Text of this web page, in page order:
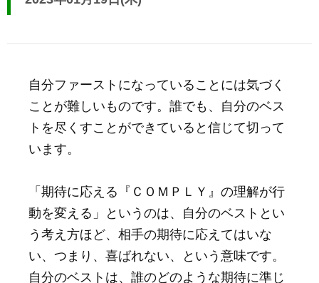
自分ファーストになっていることには気づく
ことが難しいものです。誰でも、自分のベス
トを尽くすことができていると信じて切って
います。
「期待に応える『ＣＯＭＰＬＹ』の理解が行
動を変える」というのは、自分のベストとい
う考え方ほど、相手の期待に応えてはいな
い、つまり、喜ばれない、という意味です。
自分のベストは、誰のどのような期待に準じ